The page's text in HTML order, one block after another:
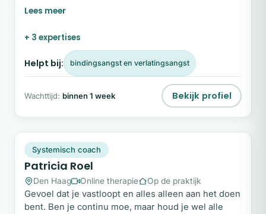
je aan, houdt rekening met anderen en merkt dat je
begeleiding ontstaat ruimte om stil te staan bij wat
er werkelijk in jou leeft.
+ 3 expertises
Helpt bij: bindingsangst en verlatingsangst
Wachttijd: binnen 1 week Bekijk profiel
Plek beschikbaar
Systemisch coach
Patricia Roel
Den Haag Online therapie Op de praktijk
Gevoel dat je vastloopt en alles alleen aan het doen
bent. Ben je continu moe, maar houd je wel alle